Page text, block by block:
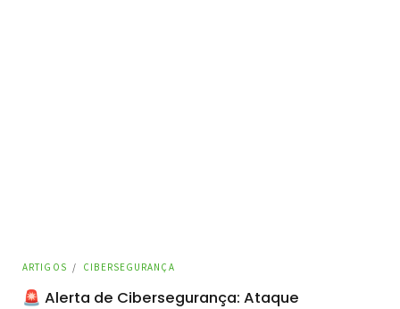
ARTIGOS / CIBERSEGURANÇA
🚨 Alerta de Cibersegurança: Ataque